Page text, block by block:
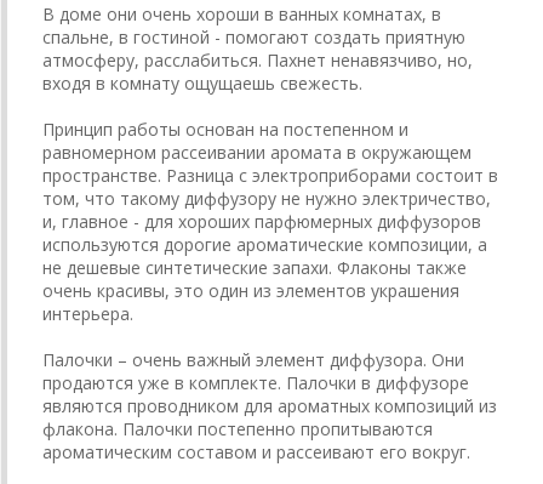
В доме они очень хороши в ванных комнатах, в
спальне, в гостиной - помогают создать приятную
атмосферу, расслабиться. Пахнет ненавязчиво, но,
входя в комнату ощущаешь свежесть.
Принцип работы основан на постепенном и
равномерном рассеивании аромата в окружающем
пространстве. Разница с электроприборами состоит в
том, что такому диффузору не нужно электричество,
и, главное - для хороших парфюмерных диффузоров
используются дорогие ароматические композиции, а
не дешевые синтетические запахи. Флаконы также
очень красивы, это один из элементов украшения
интерьера.
Палочки – очень важный элемент диффузора. Они
продаются уже в комплекте. Палочки в диффузоре
являются проводником для ароматных композиций из
флакона. Палочки постепенно пропитываются
ароматическим составом и рассеивают его вокруг.